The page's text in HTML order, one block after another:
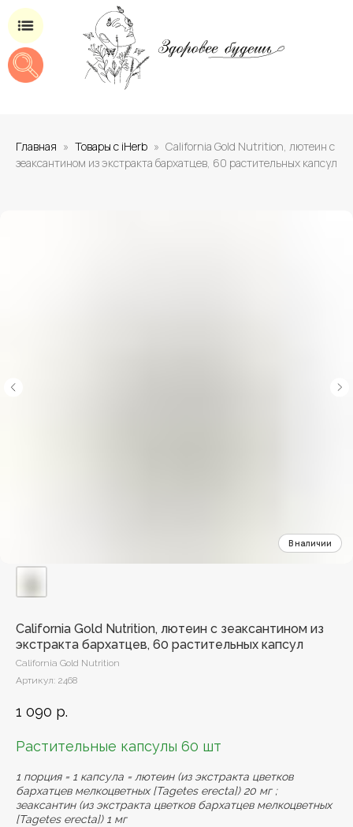
Главная Товары с iHerb
California Gold Nutrition, лютеин с
зеаксантином из экстракта бархатцев, 60 растительных капсул
California Gold Nutrition, лютеин с зеаксантином из
экстракта бархатцев, 60 растительных капсул
California Gold Nutrition
Артикул: 2468
1 090 р.
Растительные капсулы 60 шт
1 порция = 1 капсула = лютеин (из экстракта цветков
бархатцев мелкоцветных [Tagetes erecta]) 20 мг ;
зеаксантин (из экстракта цветков бархатцев мелкоцветных
[Tagetes erecta]) 1 мг